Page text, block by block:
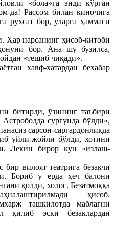
«бола»га энди кўрган
да! Рассом билан киночига
рухсат бор, уларга ҳаммаси
Ҳар нарсанинг ҳисоб-китоби
бор. Ана шу бузилса,
«тешиб чиқади».
хавф-хатардан бехабар
битирди, ўзининг таъбири
сургунда бўлди»,
сарсон-саргардонликда
уйли-жойли бўлди, хотини
Лекин бирор кун «излаш-
вилоят театрига безакчи
Бориб у ерда ҳеч балони
қолди, холос. Безатмоққа
ҳисоб.
ташкилотда маблағни
қилиб эски безаклардан